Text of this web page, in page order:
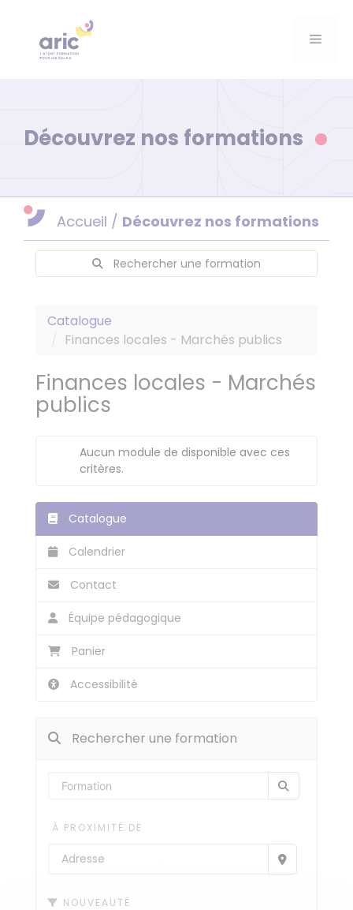
contenu
Menu
Découvrez nos formations
Accueil / Découvrez nos formations
Rechercher une formation
Catalogue
Finances locales - Marchés publics
Finances locales - Marchés
publics
Aucun module de disponible avec ces
critères.
Catalogue
Calendrier
Contact
Équipe pédagogique
Panier
Accessibilité
Rechercher une formation
À PROXIMITÉ DE
NOUVEAUTÉ